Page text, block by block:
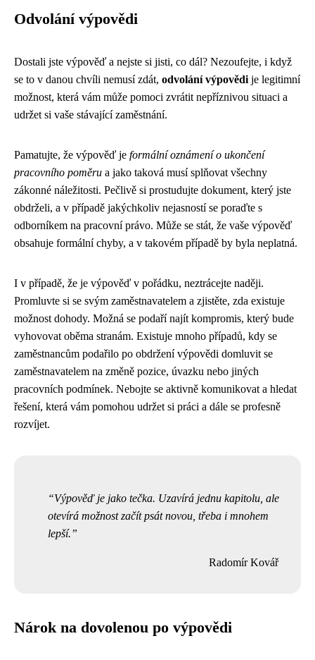
Odvolání výpovědi
Dostali jste výpověď a nejste si jisti, co dál? Nezoufejte, i když
se to v danou chvíli nemusí zdát, odvolání výpovědi je legitimní
možnost, která vám může pomoci zvrátit nepříznivou situaci a
udržet si vaše stávající zaměstnání.
Pamatujte, že výpověď je formální oznámení o ukončení
pracovního poměru a jako taková musí splňovat všechny
zákonné náležitosti. Pečlivě si prostudujte dokument, který jste
obdrželi, a v případě jakýchkoliv nejasností se poraďte s
odborníkem na pracovní právo. Může se stát, že vaše výpověď
obsahuje formální chyby, a v takovém případě by byla neplatná.
I v případě, že je výpověď v pořádku, neztrácejte naději.
Promluvte si se svým zaměstnavatelem a zjistěte, zda existuje
možnost dohody. Možná se podaří najít kompromis, který bude
vyhovovat oběma stranám. Existuje mnoho případů, kdy se
zaměstnancům podařilo po obdržení výpovědi domluvit se
zaměstnavatelem na změně pozice, úvazku nebo jiných
pracovních podmínek. Nebojte se aktivně komunikovat a hledat
řešení, která vám pomohou udržet si práci a dále se profesně
rozvíjet.
Výpověď je jako tečka. Uzavírá jednu kapitolu, ale
otevírá možnost začít psát novou, třeba i mnohem
lepší.
Radomír Kovář
Nárok na dovolenou po výpovědi